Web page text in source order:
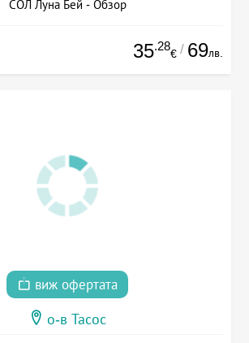
СОЛ Луна Бей - Обзор
35.28
€ / 69лв.
виж офертата
о-в Тасос